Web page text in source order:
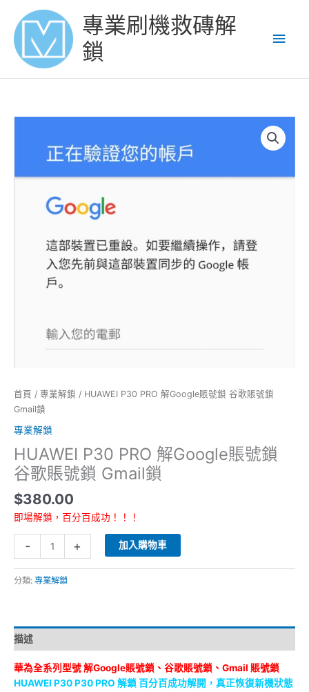
content
專業刷機救磚解
鎖
首頁 / 專業解鎖 / HUAWEI P30 PRO 解Google賬號鎖 谷歌賬號鎖
Gmail鎖
專業解鎖
HUAWEI P30 PRO 解Google賬號鎖
谷歌賬號鎖 Gmail鎖
$380.00
即場解鎖，百分百成功！！！
-
量
+ 加入購物車
分類: 專業解鎖
描述
華為全系列型號解Google賬號鎖、谷歌賬號鎖、Gmail 賬號鎖
HUAWEI P30 P30 PRO 解鎖 百分百成功解開，真正恢復新機狀態